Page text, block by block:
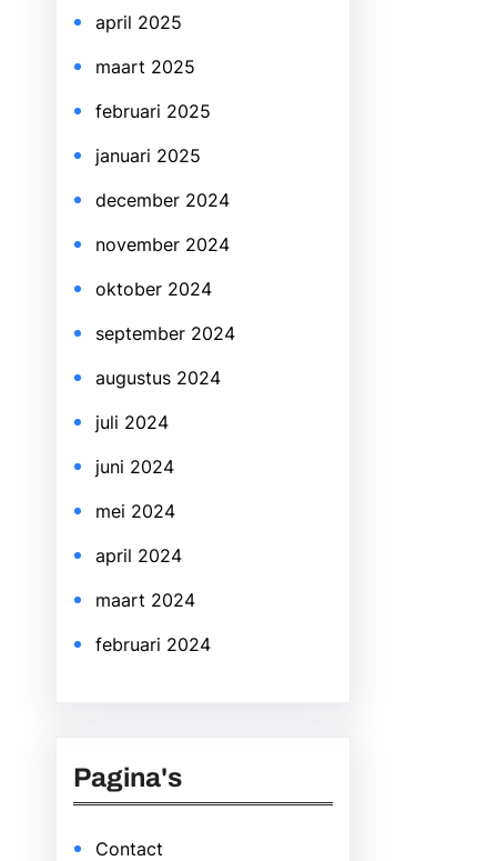
april 2025
maart 2025
februari 2025
januari 2025
december 2024
november 2024
oktober 2024
september 2024
augustus 2024
juli 2024
juni 2024
mei 2024
april 2024
maart 2024
februari 2024
Pagina's
Contact